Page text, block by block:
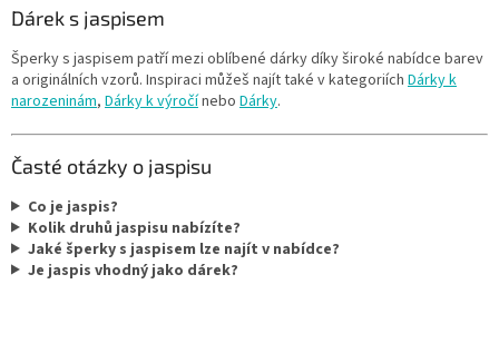
Dárek s jaspisem
Šperky s jaspisem patří mezi oblíbené dárky díky široké nabídce barev
a originálních vzorů. Inspiraci můžeš najít také v kategoriích Dárky k
narozeninám, Dárky k výročínebo Dárky.
Časté otázky o jaspisu
Co je jaspis?
Kolik druhů jaspisu nabízíte?
Jaké šperky s jaspisem lze najít v nabídce?
Je jaspis vhodný jako dárek?